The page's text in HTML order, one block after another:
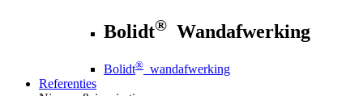
Bolidt® Wandafwerking
Bolidt® wandafwerking
Referenties